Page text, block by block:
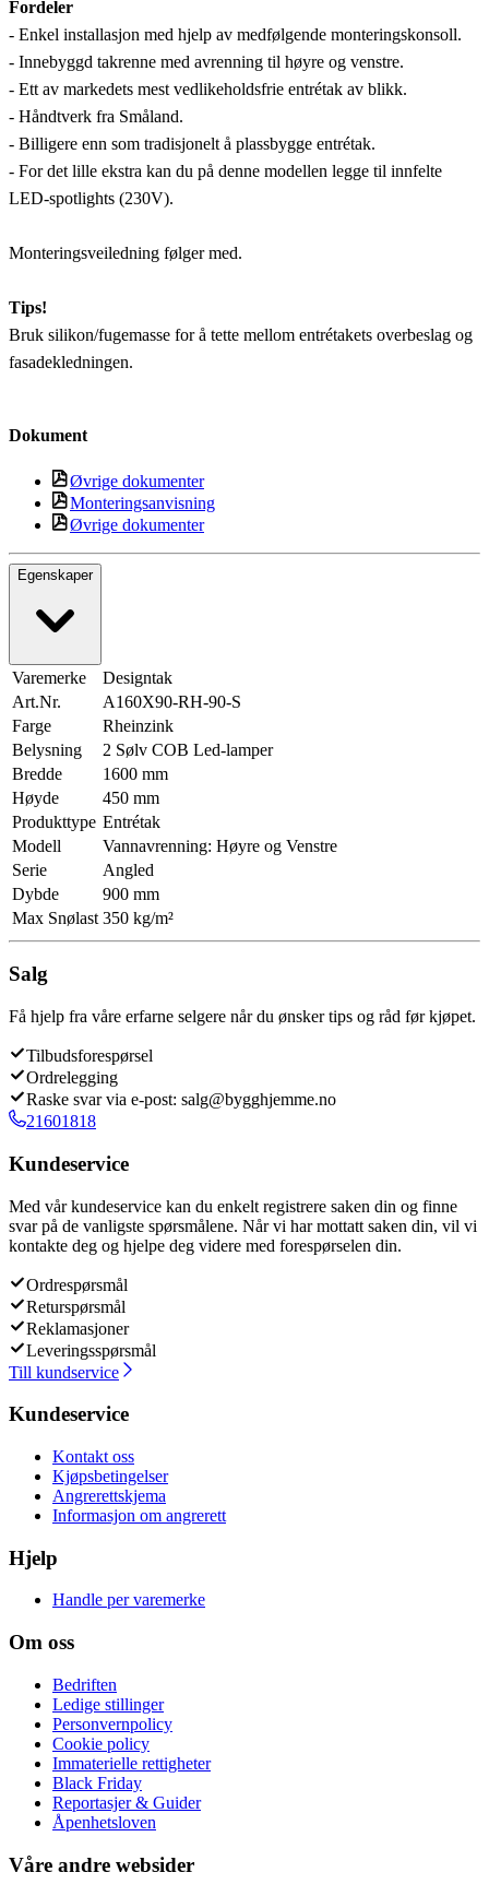
Fordeler
- Enkel installasjon med hjelp av medfølgende monteringskonsoll.
- Innebyggd takrenne med avrenning til høyre og venstre.
- Ett av markedets mest vedlikeholdsfrie entrétak av blikk.
- Håndtverk fra Småland.
- Billigere enn som tradisjonelt å plassbygge entrétak.
- For det lille ekstra kan du på denne modellen legge til innfelte
LED-spotlights (230V).
Monteringsveiledning følger med.
Tips!
Bruk silikon/fugemasse for å tette mellom entrétakets overbeslag og
fasadekledningen.
Dokument
Øvrige dokumenter
Monteringsanvisning
Øvrige dokumenter
Egenskaper
Varemerke
Designtak
Art.Nr.
A160X90-RH-90-S
Farge
Rheinzink
Belysning
2 Sølv COB Led-lamper
Bredde
1600 mm
Høyde
450 mm
Produkttype Entrétak
Modell
Vannavrenning: Høyre og Venstre
Serie
Angled
Dybde
900 mm
Max Snølast 350 kg/m²
Salg
Få hjelp fra våre erfarne selgere når du ønsker tips og råd før kjøpet.
Tilbudsforespørsel
Ordrelegging
Raske svar via e-post: salg@bygghjemme.no
21601818
Kundeservice
Med vår kundeservice kan du enkelt registrere saken din og finne
svar på de vanligste spørsmålene. Når vi har mottatt saken din, vil vi
kontakte deg og hjelpe deg videre med forespørselen din.
Ordrespørsmål
Returspørsmål
Reklamasjoner
Leveringsspørsmål
Till kundservice
Kundeservice
Kontakt oss
Kjøpsbetingelser
Angrerettskjema
Informasjon om angrerett
Hjelp
Handle per varemerke
Om oss
Bedriften
Ledige stillinger
Personvernpolicy
Cookie policy
Immaterielle rettigheter
Black Friday
Reportasjer & Guider
Åpenhetsloven
Våre andre websider